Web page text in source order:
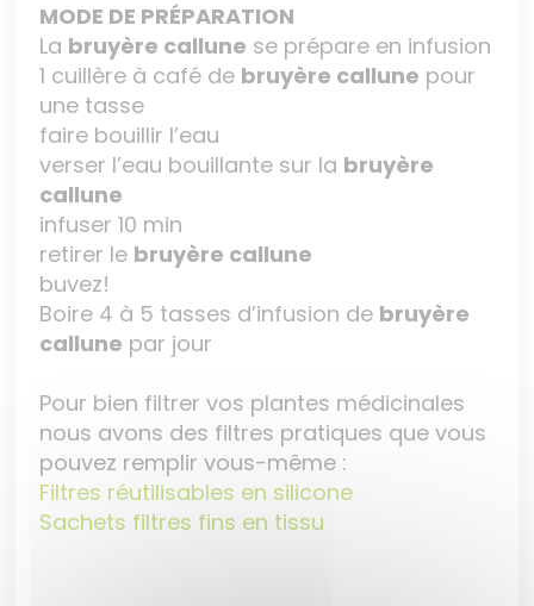
MODE DE PRÉPARATION
La bruyère callune se prépare en infusion
1 cuillère à café de bruyère callune pour
une tasse
faire bouillir l’eau
verser l’eau bouillante sur la bruyère
callune
infuser 10 min
retirer le bruyère callune
buvez!
Boire 4 à 5 tasses d’infusion de bruyère
callune par jour
Pour bien filtrer vos plantes médicinales
nous avons des filtres pratiques que vous
pouvez remplir vous-même :
Filtres réutilisables en silicone
Sachets filtres fins en tissu